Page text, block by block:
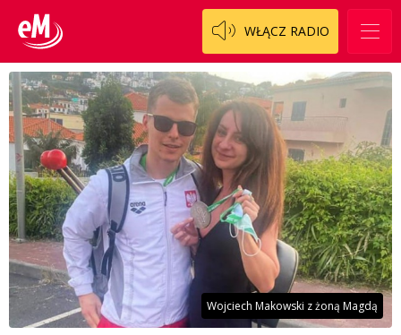
WŁĄCZ RADIO
Wojciech Makowski z żoną Magdą